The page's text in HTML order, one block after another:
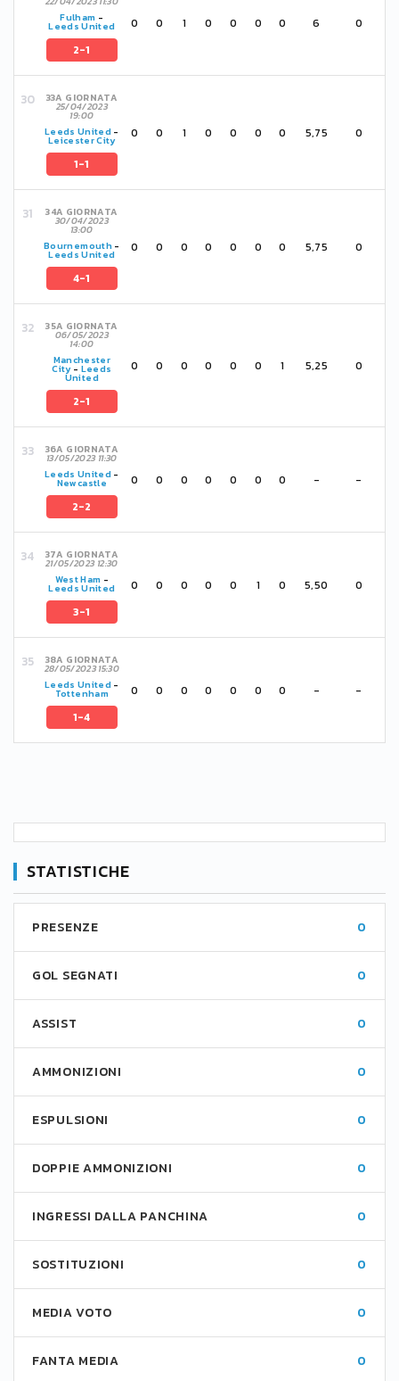
Fulham -
Leeds United
2-1
0 0 1 0 0 0 0 6 0
33A GIORNATA
25/04/2023
19:00
Leeds United -
Leicester City
1-1
0 0 1 0 0 0 0 5,75 0
34A GIORNATA
30/04/2023
13:00
Bournemouth-
Leeds United
4-1
0 0 0 0 0 0 0 5,75 0
35A GIORNATA
06/05/2023
14:00
Manchester
City- Leeds
United
2-1
0 0 0 0 0 0 1 5,25 0
36A GIORNATA
13/05/2023 11:30
Leeds United -
Newcastle
2-2
0 0 0 0 0 0 0 - -
37A GIORNATA
21/05/2023 12:30
West Ham -
Leeds United
3-1
0 0 0 0 0 1 0 5,50 0
38A GIORNATA
28/05/2023 15:30
Leeds United -
Tottenham
1-4
0 0 0 0 0 0 0 - -
STATISTICHE
PRESENZE 0
GOL SEGNATI 0
ASSIST 0
AMMONIZIONI 0
ESPULSIONI 0
DOPPIE AMMONIZIONI 0
INGRESSI DALLA PANCHINA 0
SOSTITUZIONI 0
MEDIA VOTO 0
FANTA MEDIA 0